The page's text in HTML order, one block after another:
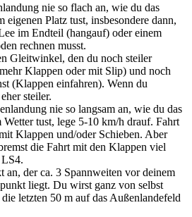
nie so flach an, wie du das
eigenen Platz tust, insbesondere dann,
im Endteil (hangauf) oder einem
rechnen musst.
Gleit­winkel, den du noch steiler
Klappen oder mit Slip) und noch
(Klappen einfahren). Wenn du
steiler.
nie so langsam an, wie du das
Wetter tust, lege 5‑10 km/h drauf. Fahrt
Klappen und/oder Schieben. Aber
die Fahrt mit den Klappen viel
LS4.
an, der ca. 3 Spannweiten vor deinem
liegt. Du wirst ganz von selbst
letzten 50 m auf das Außenlandefeld